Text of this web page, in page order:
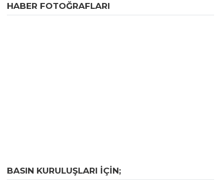
HABER FOTOĞRAFLARI
BASIN KURULUŞLARI IÇIN;